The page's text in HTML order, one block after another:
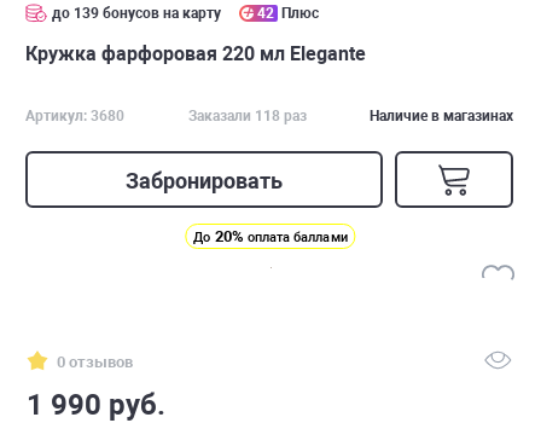
до 139 бонусов на карту 42 Плюс
Кружка фарфоровая 220 мл Elegante
Артикул: 3680 Заказали 118 раз Наличие в магазинах
Забронировать
До 20% оплата баллами
0 отзывов
1 990 руб.